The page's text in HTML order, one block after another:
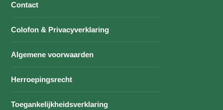
Contact
Colofon & Privacyverklaring
Algemene voorwaarden
Herroepingsrecht
Toegankelijkheidsverklaring